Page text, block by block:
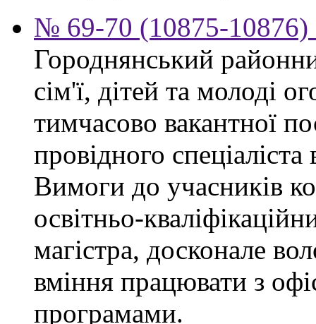
№ 69-70 (10875-10876)
Городнянський
сім'ї, дітей та молоді
тимчасово вакантної
провідного
Вимоги до учасників
освітньо-
магістра, досконале
вміння працювати з
програмами.